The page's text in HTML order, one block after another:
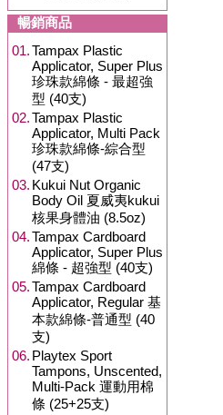
暢銷商品
01.Tampax Plastic
Applicator, Super Plus
珍珠款綿條 - 最超強
型 (40支)
02.Tampax Plastic
Applicator, Multi Pack
珍珠款綿條-綜合型
(47支)
03. Kukui Nut Organic
Body Oil 夏威夷kukui
核果身體油 (8.5oz)
04.Tampax Cardboard
Applicator, Super Plus
綿條 - 超強型 (40支)
05.Tampax Cardboard
Applicator, Regular 基
本款綿條-普通型 (40
支)
06. Playtex Sport
Tampons, Unscented,
Multi-Pack 運動用棉
條 (25+25支)